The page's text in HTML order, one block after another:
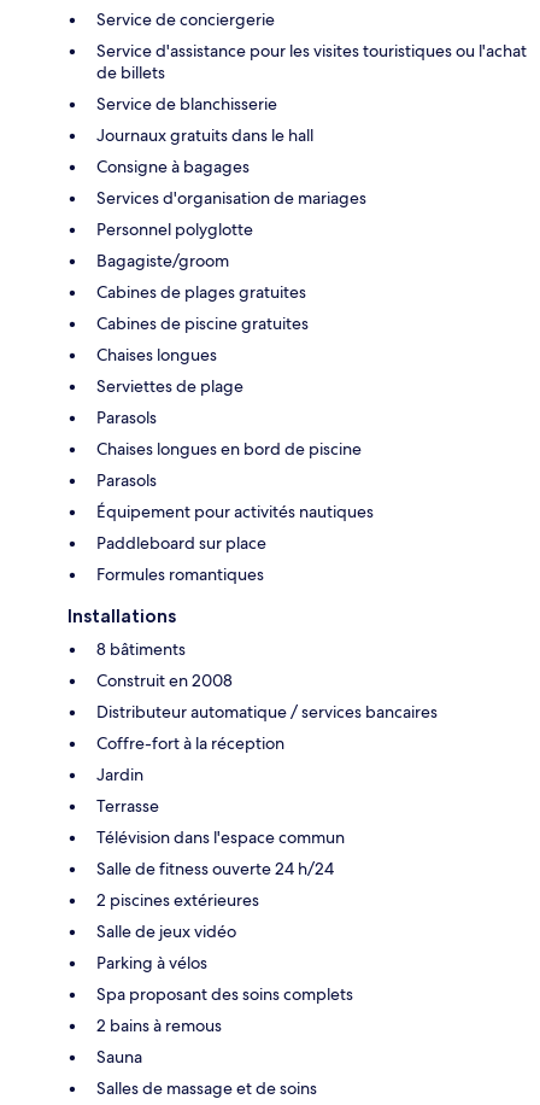
Service de conciergerie
Service d'assistance pour les visites touristiques ou l'achat
de billets
Service de blanchisserie
Journaux gratuits dans le hall
Consigne à bagages
Services d'organisation de mariages
Personnel polyglotte
Bagagiste/groom
Cabines de plages gratuites
Cabines de piscine gratuites
Chaises longues
Serviettes de plage
Parasols
Chaises longues en bord de piscine
Parasols
Équipement pour activités nautiques
Paddleboard sur place
Formules romantiques
Installations
8 bâtiments
Construit en 2008
Distributeur automatique / services bancaires
Coffre-fort à la réception
Jardin
Terrasse
Télévision dans l'espace commun
Salle de fitness ouverte 24 h/24
2 piscines extérieures
Salle de jeux vidéo
Parking à vélos
Spa proposant des soins complets
2 bains à remous
Sauna
Salles de massage et de soins